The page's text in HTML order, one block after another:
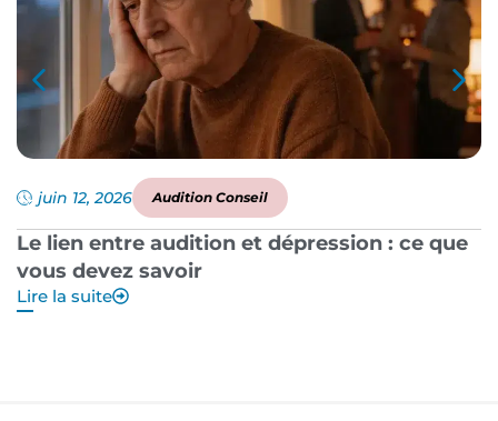
juin 12, 2026 Audition Conseil
Le lien entre audition et dépression : ce que
vous devez savoir
Lire la suite